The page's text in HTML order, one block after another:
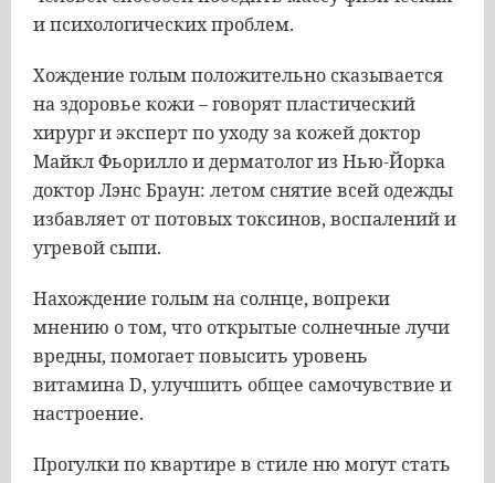
и психологических проблем.
Хождение голым положительно сказывается
на здоровье кожи – говорят пластический
хирург и эксперт по уходу за кожей доктор
Майкл Фьорилло и дерматолог из Нью-Йорка
доктор Лэнс Браун: летом снятие всей одежды
избавляет от потовых токсинов, воспалений и
угревой сыпи.
Нахождение голым на солнце, вопреки
мнению о том, что открытые солнечные лучи
вредны, помогает повысить уровень
витамина D, улучшить общее самочувствие и
настроение.
Прогулки по квартире в стиле ню могут стать